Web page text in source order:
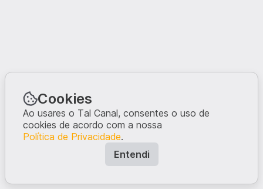
Cookies
Ao usares o Tal Canal, consentes o uso de
cookies de acordo com a nossa
Política de Privacidade.
Entendi